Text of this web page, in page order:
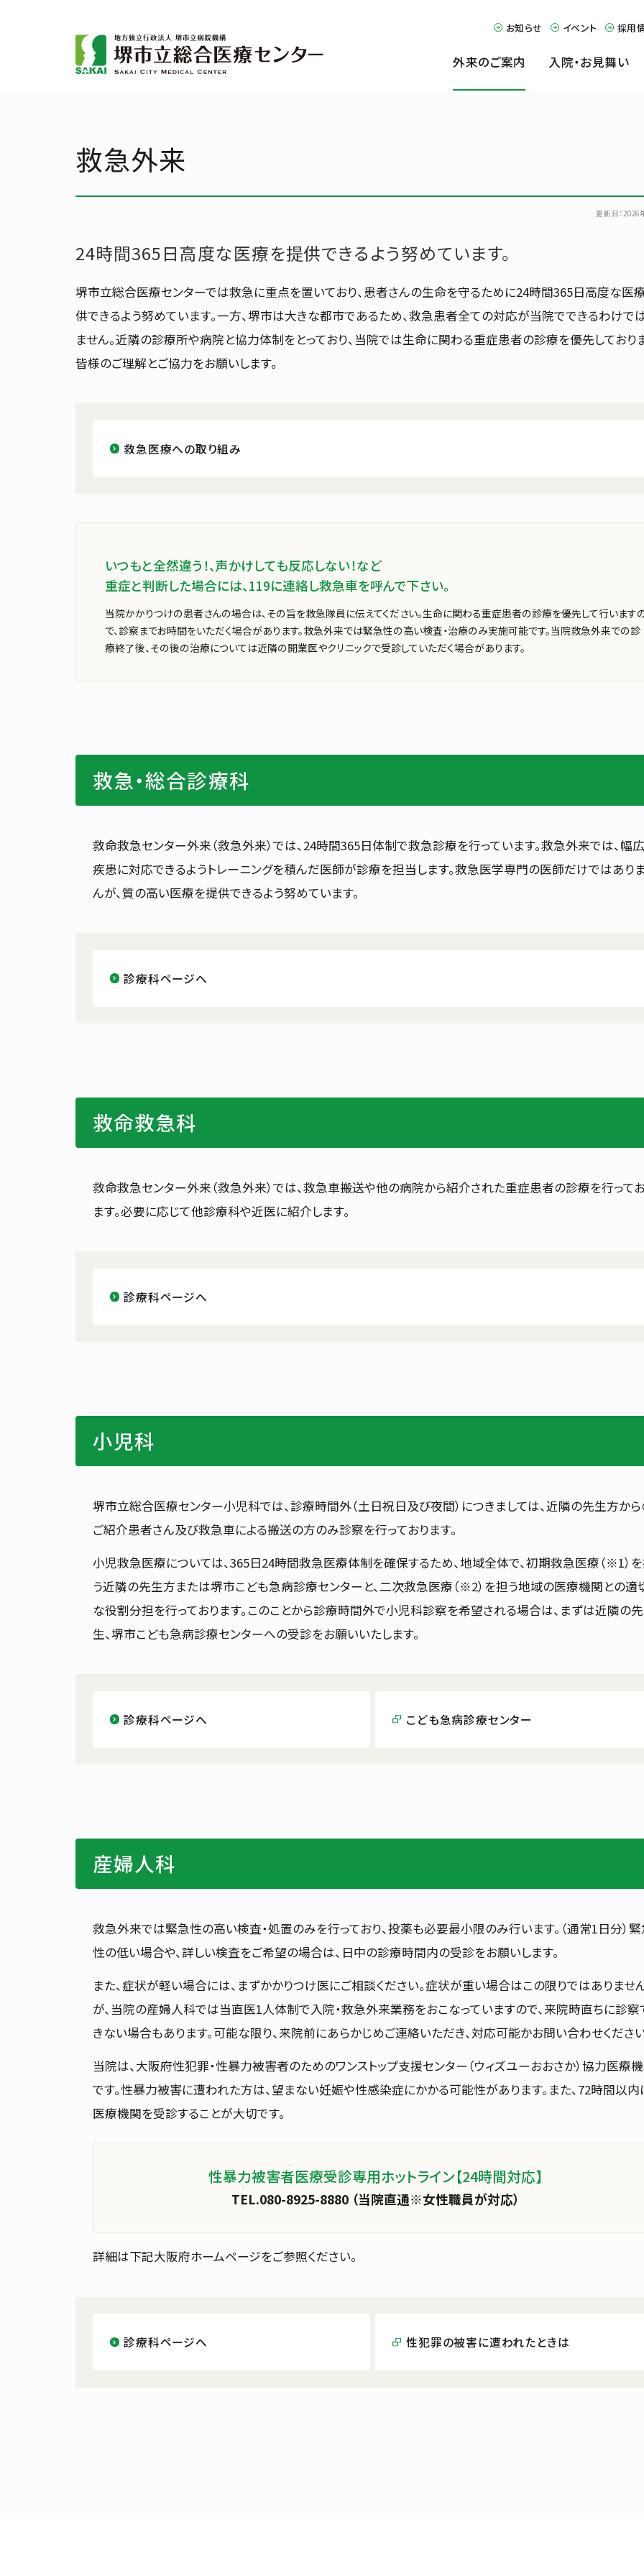
お知らせ イベント 採用
外来のご案内 入院・お見舞い
Language
受付時間
8:15~11:00
休診日
土日祝・年末年始
紹介状について
初めて受診される方へ
お支払いについて
処方箋・お薬手帳
通訳・手話への対応
患者さんへのお願い
患者さんへのお願い
救急外来
更新日： 2026
24時間365日高度な医療を提供できるよう努めています。
堺市立総合医療センターでは救急に重点を置いており、患者さんの生命を守るために24時間365日高度な医
供できるよう努めています。一方、堺市は大きな都市であるため、救急患者全ての対応が当院でできるわけで
ません。近隣の診療所や病院と協力体制をとっており、当院では生命に関わる重症患者の診療を優先しており
皆様のご理解とご協力をお願いします。
救急医療への取り組み
いつもと全然違う！、声かけしても反応しない！など
重症と判断した場合には、119に連絡し救急車を呼んで下さい。
当院かかりつけの患者さんの場合は、その旨を救急隊員に伝えてください。生命に関わる重症患者の診療を優先して行います
で、診察までお時間をいただく場合があります。救急外来では緊急性の高い検査・治療のみ実施可能です。当院救急外来での診
療終了後、その後の治療については近隣の開業医やクリニックで受診していただく場合があります。
救急・総合診療科
救命救急センター外来（救急外来）では、24時間365日体制で救急診療を行っています。救急外来では、幅
疾患に対応できるようトレーニングを積んだ医師が診療を担当します。救急医学専門の医師だけではあり
んが、質の高い医療を提供できるよう努めています。
診療科ページへ
救命救急科
救命救急センター外来（救急外来）では、救急車搬送や他の病院から紹介された重症患者の診療を行って
ます。必要に応じて他診療科や近医に紹介します。
診療科ページへ
小児科
堺市立総合医療センター小児科では、診療時間外（土日祝日及び夜間）につきましては、近隣の先生方か
ご紹介患者さん及び救急車による搬送の方のみ診察を行っております。
小児救急医療については、365日24時間救急医療体制を確保するため、地域全体で、初期救急医療（※1）
う近隣の先生方または堺市こども急病診療センターと、二次救急医療（※2）を担う地域の医療機関との適
な役割分担を行っております。このことから診療時間外で小児科診察を希望される場合は、まずは近隣の先
生、堺市こども急病診療センターへの受診をお願いいたします。
診療科ページへ こども急病診療センター
産婦人科
救急外来では緊急性の高い検査・処置のみを行っており、投薬も必要最小限のみ行います。（通常1日分）
性の低い場合や、詳しい検査をご希望の場合は、日中の診療時間内の受診をお願いします。
また、症状が軽い場合には、まずかかりつけ医にご相談ください。症状が重い場合はこの限りではありませ
が、当院の産婦人科では当直医1人体制で入院・救急外来業務をおこなっていますので、来院時直ちに診察
きない場合もあります。可能な限り、来院前にあらかじめご連絡いただき、対応可能かお問い合わせくださ
当院は、大阪府性犯罪・性暴力被害者のためのワンストップ支援センター（ウィズユーおおさか）協力医療
です。性暴力被害に遭われた方は、望まない妊娠や性感染症にかかる可能性があります。また、72時間以内
医療機関を受診することが大切です。
性暴力被害者医療受診専用ホットライン【24時間対応】
TEL.080-8925-8880 （当院直通※女性職員が対応）
詳細は下記大阪府ホームページをご参照ください。
診療科ページへ 性犯罪の被害に遭われたときは